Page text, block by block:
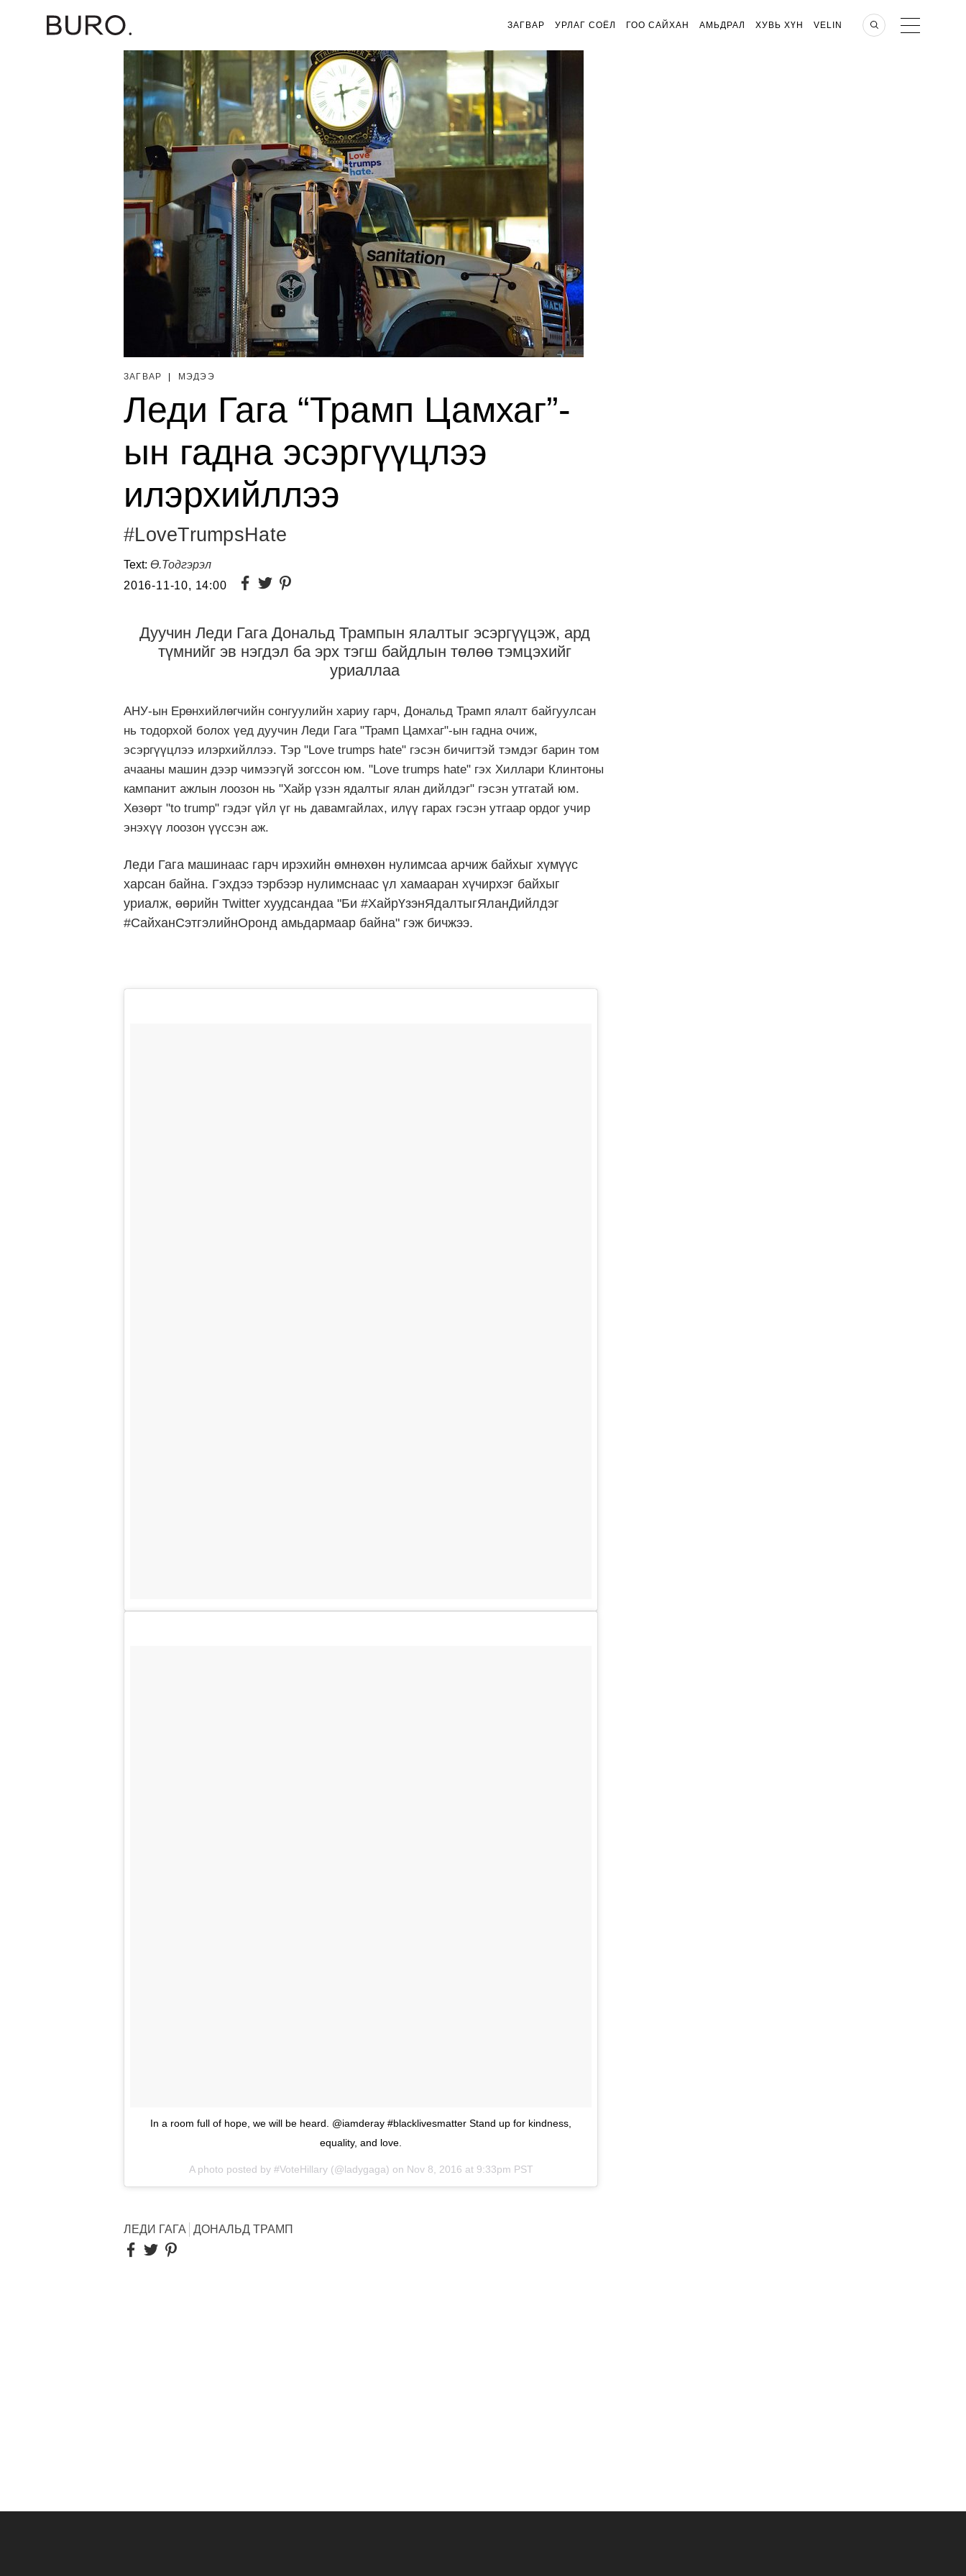
ЗАГВАР УРЛАГ СОЁЛ ГОО САЙХАН АМЬДРАЛ ХУВЬ ХҮН VELIN
ЗАГВАР МЭДЭЭ
Леди Гага “Трамп Цамхаг”-
ын гадна эсэргүүцлээ
илэрхийллээ
#LoveTrumpsHate
Text: Ө.Тодгэрэл
2016-11-10, 14:00
Дуучин Леди Гага Дональд Трампын ялалтыг эсэргүүцэж, ард
түмнийг эв нэгдэл ба эрх тэгш байдлын төлөө тэмцэхийг
уриаллаа
АНУ-ын Ерөнхийлөгчийн сонгуулийн хариу гарч, Дональд Трамп ялалт байгуулсан
нь тодорхой болох үед дуучин Леди Гага "Трамп Цамхаг"-ын гадна очиж,
эсэргүүцлээ илэрхийллээ. Тэр "Love trumps hate" гэсэн бичигтэй тэмдэг барин том
ачааны машин дээр чимээгүй зогссон юм. "Love trumps hate" гэх Хиллари Клинтоны
кампанит ажлын лоозон нь "Хайр үзэн ядалтыг ялан дийлдэг" гэсэн утгатай юм.
Хөзөрт "to trump" гэдэг үйл үг нь давамгайлах, илүү гарах гэсэн утгаар ордог учир
энэхүү лоозон үүссэн аж.
Леди Гага машинаас гарч ирэхийн өмнөхөн нулимсаа арчиж байхыг хүмүүс
харсан байна. Гэхдээ тэрбээр нулимснаас үл хамааран хүчирхэг байхыг
уриалж, өөрийн Twitter хуудсандаа "Би #ХайрҮзэнЯдалтыгЯланДийлдэг
#СайханСэтгэлийнОронд амьдармаар байна" гэж бичжээ.
In a room full of hope, we will be heard. @iamderay #blacklivesmatter Stand up for kindness,
equality, and love.
A photo posted by #VoteHillary (@ladygaga) on Nov 8, 2016 at 9:33pm PST
ЛЕДИ ГАГА ДОНАЛЬД ТРАМП